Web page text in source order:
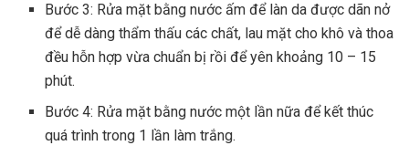
Bước 3: Rửa mặt bằng nước ấm để làn da được dãn nở
để dễ dàng thẩm thấu các chất, lau mặt cho khô và thoa
đều hỗn hợp vừa chuẩn bị rồi để yên khoảng 10 – 15
phút.
Bước 4: Rửa mặt bằng nước một lần nữa để kết thúc
quá trình trong 1 lần làm trắng.